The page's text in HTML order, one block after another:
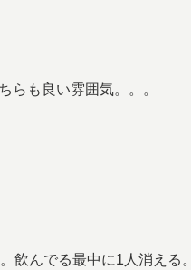
らも良い雰囲気。。。
飲んでる最中に1人消える。